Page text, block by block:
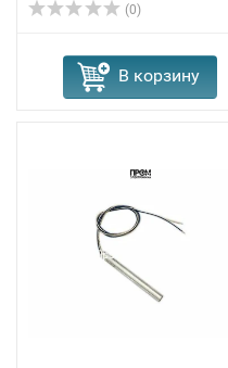
(0)
В корзину